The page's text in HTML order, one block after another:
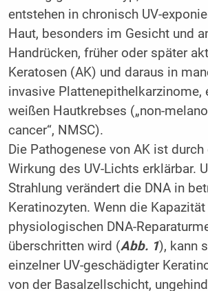
entstehen in chronisch UV-
Haut, besonders im Gesicht und
Handrücken, früher oder später
Keratosen (AK) und daraus in
invasive Plattenepithelkarzinome,
weißen Hautkrebses („non-
cancer“, NMSC).
Die Pathogenese von AK ist
Wirkung des UV-Lichts erklärbar.
Strahlung verändert die DNA in
Keratinozyten. Wenn die
physiologischen DNA-
überschritten wird (Abb. 1), kann
einzelner UV-geschädigter
von der Basalzellschicht,